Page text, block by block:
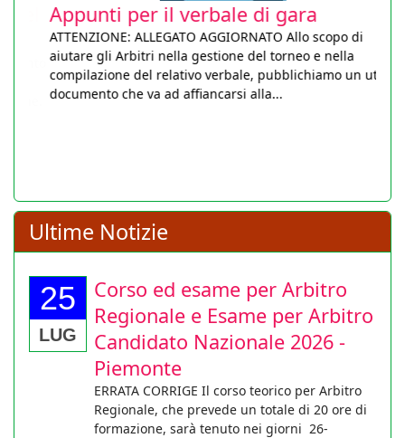
Appunti per il verbale di gara
ATTENZIONE: ALLEGATO AGGIORNATO Allo scopo di
aiutare gli Arbitri nella gestione del torneo e nella
compilazione del relativo verbale, pubblichiamo un utile
documento che va ad affiancarsi alla...
Ultime Notizie
25
LUG
Corso ed esame per Arbitro
Regionale e Esame per Arbitro
Candidato Nazionale 2026 -
Piemonte
ERRATA CORRIGE Il corso teorico per Arbitro
Regionale, che prevede un totale di 20 ore di
formazione, sarà tenuto nei giorni 26-